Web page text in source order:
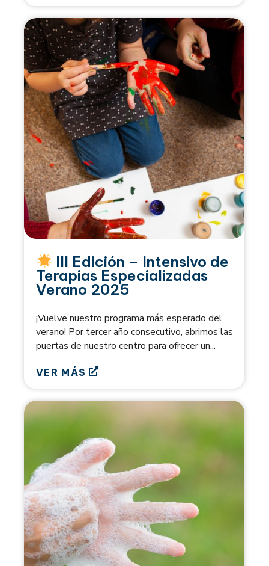
III Edición – Intensivo de
Terapias Especializadas
Verano 2025
¡Vuelve nuestro programa más esperado del
verano! Por tercer año consecutivo, abrimos las
puertas de nuestro centro para ofrecer un...
VER MÁS